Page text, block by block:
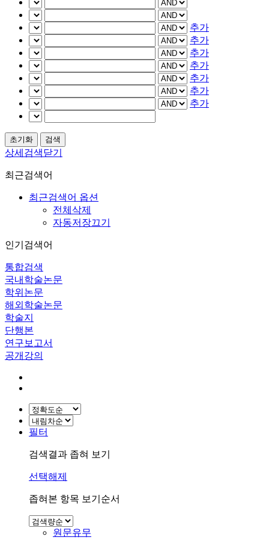
추가
추가
추가
추가
추가
추가
추가
상세검색닫기
최근검색어
최근검색어 옵션
전체삭제
자동저장끄기
인기검색어
통합검색
국내학술논문
학위논문
해외학술논문
학술지
단행본
연구보고서
공개강의
필터
검색결과 좁혀 보기
선택해제
좁혀본 항목 보기순서
원문유무